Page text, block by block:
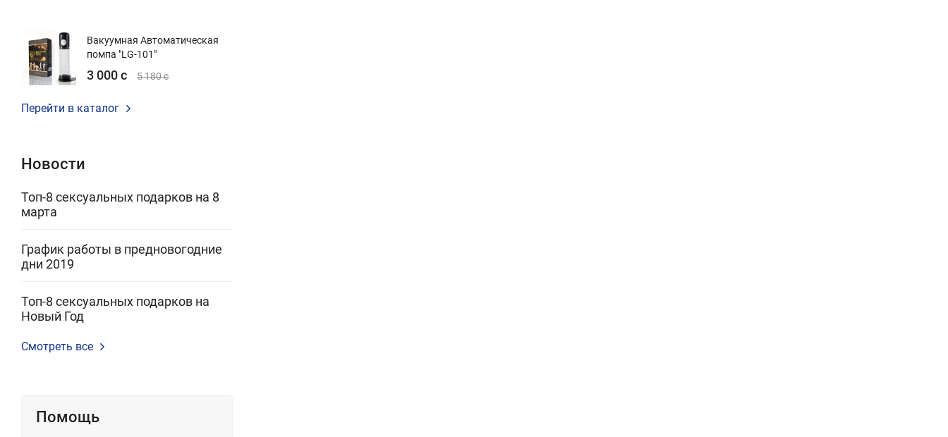
Вакуумная Автоматическая
помпа "LG-101"
3 000 с 5 180 с
Перейти в каталог
Новости
Топ-8 сексуальных подарков на 8
марта
График работы в предновогодние
дни 2019
Топ-8 сексуальных подарков на
Новый Год
Смотреть все
Помощь